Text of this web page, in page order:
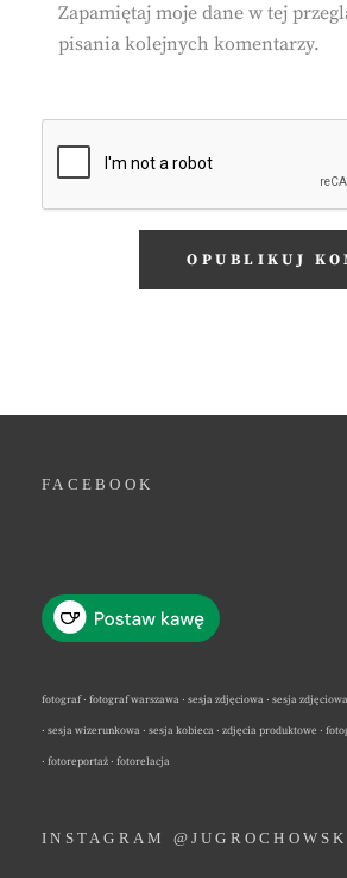
Zapamiętaj moje dane w tej
pisania kolejnych komentarzy.
FACEBOOK
fotograf · fotograf warszawa · sesja zdjęciowa · sesja
· sesja wizerunkowa · sesja kobieca · zdjęcia produktowe ·
· fotoreportaż · fotorelacja
INSTAGRAM